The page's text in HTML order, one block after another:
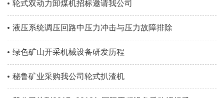
轮式双动力卸煤机招标邀请我公司
液压系统调压回路中压力冲击与压力故障排除
绿色矿山开采机械设备研发历程
秘鲁矿业采购我公司轮式扒渣机